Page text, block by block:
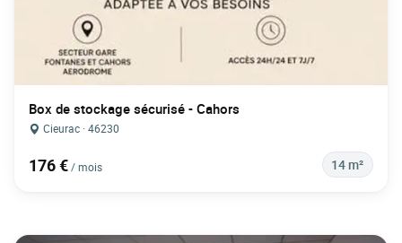
Box de stockage sécurisé - Cahors
Cieurac · 46230
176 €/ mois 14 m²